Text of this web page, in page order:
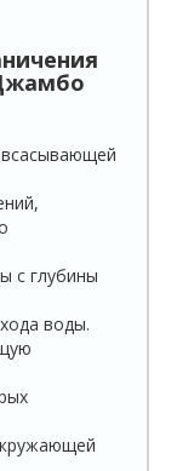
с глубины
воды.